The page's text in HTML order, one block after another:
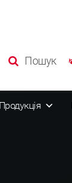
Пошук
Продукція